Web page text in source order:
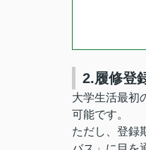
2.履修登
大学生活最初
可能です。
ただし、登録